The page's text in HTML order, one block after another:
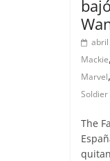
abril
Mackie,
Marvel,
Soldier
The
quitan